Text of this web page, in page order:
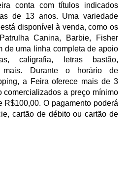
conta com títulos indicados
de 13 anos. Uma variedade
disponível à venda, como os
Canina, Barbie, Fisher
de uma linha completa de apoio
caligrafia, letras bastão,
mais. Durante o horário de
a Feira oferece mais de 3
comercializados a preço mínimo
R$100,00. O pagamento poderá
cartão de débito ou cartão de